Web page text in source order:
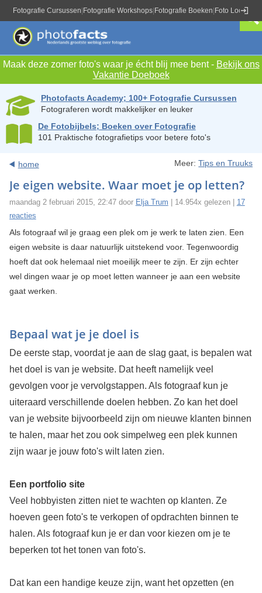
Fotografie Cursussen Fotografie Workshops Fotografie Boeken Foto Locaties
Maak deze zomer foto's waar je écht blij mee bent - Bekijk ons
Vakantie Doeboek
Photofacts Academy; 100+ Fotografie Cursussen
Fotograferen wordt makkelijker en leuker
De Fotobijbels; Boeken over Fotografie
101 Praktische fotografietips voor betere foto's
home Meer:Tips en Truuks
Je eigen website. Waar moet je op letten?
maandag 2 februari 2015, 22:47 door Elja Trum | 14.954x gelezen | 17
reacties
Als fotograaf wil je graag een plek om je werk te laten zien. Een
eigen website is daar natuurlijk uitstekend voor. Tegenwoordig
hoeft dat ook helemaal niet moeilijk meer te zijn. Er zijn echter
wel dingen waar je op moet letten wanneer je aan een website
gaat werken.
Bepaal wat je je doel is
De eerste stap, voordat je aan de slag gaat, is bepalen wat
het doel is van je website. Dat heeft namelijk veel
gevolgen voor je vervolgstappen. Als fotograaf kun je
uiteraard verschillende doelen hebben. Zo kan het doel
van je website bijvoorbeeld zijn om nieuwe klanten binnen
te halen, maar het zou ook simpelweg een plek kunnen
zijn waar je jouw foto's wilt laten zien.
Een portfolio site
Veel hobbyisten zitten niet te wachten op klanten. Ze
hoeven geen foto's te verkopen of opdrachten binnen te
halen. Als fotograaf kun je er dan voor kiezen om je te
beperken tot het tonen van foto's.
Dat kan een handige keuze zijn, want het opzetten (en